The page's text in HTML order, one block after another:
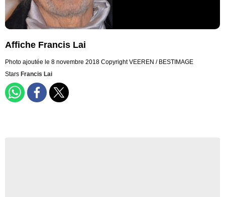
Affiche Francis Lai
Photo ajoutée le 8 novembre 2018 Copyright VEEREN / BESTIMAGE
Stars Francis Lai